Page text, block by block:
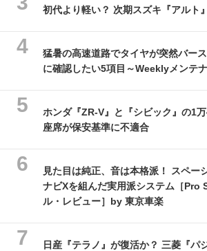
初代より軽い？ 次期スズキ『アルト
猛暑の高速道路でタイヤが突然バー
に確認したい5項目～Weeklyメンテ
ホンダ『ZR-V』と『シビック』の1万
座席が保安基準に不適合
見た目は純正、音は本格派！ スペー
ナビXを組んだ実用派システム［Pro
ル・レビュー］by 東京車楽
日産『テラノ』が復活か？ 三菱『パ